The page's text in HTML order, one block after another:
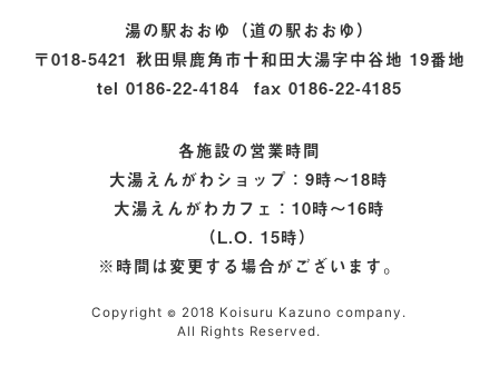
湯の駅おおゆ（道の駅おおゆ）
〒018-5421 秋田県鹿角市十和田大湯字中谷地 19番地
tel0186-22-4184 fax 0186-22-4185
各施設の営業時間
大湯えんがわショップ：9時〜18時
大湯えんがわカフェ：10時〜16時
（L.O. 15時）
※時間は変更する場合がございます。
Copyright© 2018 Koisuru Kazuno company.
All Rights Reserved.